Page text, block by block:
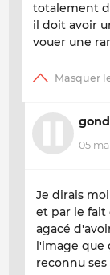
totalement
il doit avoir
vouer une
05
Je dirais
et par le fait
agacé
l'image que
reconnu